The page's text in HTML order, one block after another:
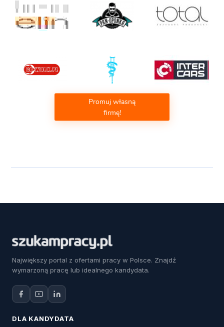
Promuj własną
firmę!
Największy portal z ofertami pracy w Polsce. Znajdź
wymarzoną pracę lub idealnego kandydata.
DLA KANDYDATA